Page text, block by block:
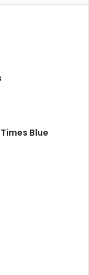
Stevie Nicks
zeventig al een
tijd zijn
Blue